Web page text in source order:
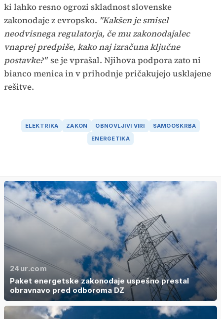
ki lahko resno ogrozi skladnost slovenske
zakonodaje z evropsko. "Kakšen je smisel
neodvisnega regulatorja, če mu zakonodajalec
vnaprej predpiše, kako naj izračuna ključne
postavke?" se je vprašal. Njihova podpora zato ni
bianco menica in v prihodnje pričakujejo usklajene
rešitve.
ELEKTRIKA ZAKON OBNOVLJIVI VIRI
SAMOOSKRBA
ENERGETIKA
24ur.com
Paket energetske zakonodaje uspešno prestal
obravnavo pred odboroma DZ